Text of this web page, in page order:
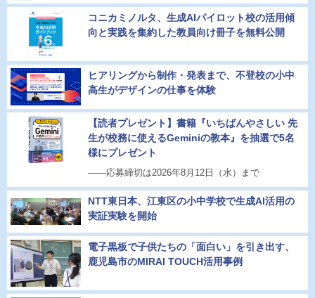
コニカミノルタ、生成AIパイロット校の活用傾
向と実践を集約した教員向け冊子を無料公開
ヒアリングから制作・発表まで、不登校の小中
高生がデザインの仕事を体験
【読者プレゼント】書籍『いちばんやさしい 先
生が校務に使えるGeminiの教本』を抽選で5名
様にプレゼント
――応募締切は2026年8月12日（水）まで
NTT東日本、江東区の小中学校で生成AI活用の
実証実験を開始
電子黒板で子供たちの「面白い」を引き出す、
鹿児島市のMIRAI TOUCH活用事例